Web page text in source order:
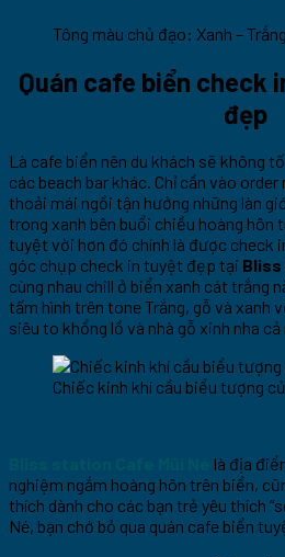
Tông màu chủ đạo: Xanh – Trắng
Quán cafe biển check
đẹp
Là cafe biển nên du khách sẽ không
các beach bar khác. Chỉ cần vào
thoải mái ngồi tận hưởng những làn
trong xanh bên buổi chiều hoàng hôn
tuyệt vời hơn đó chính là được check
góc chụp check in tuyệt đẹp tại
cùng nhau chill ở biển xanh cát trắng
tấm hình trên tone Trắng, gỗ và xanh
siêu to khổng lồ và nhà gỗ xinh nha cả
Chiếc kinh khí cầu biểu tượng
là địa
nghiệm ngắm hoàng hôn trên biển,
thích dành cho các bạn trẻ yêu thích
Né, bạn chớ bỏ qua quán cafe biển